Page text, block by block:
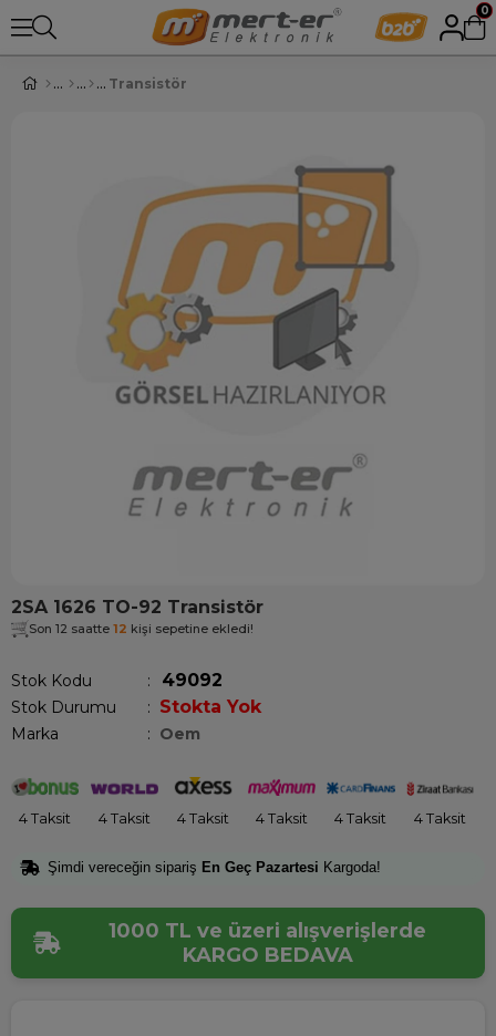
0
Transistör
2SA 1626 TO-92 Transistör
Son 12 saatte 12 kişi sepetine ekledi!
Stok Kodu 49092
Stok Durumu : Stokta Yok
Marka : Oem
4 Taksit 4 Taksit 4 Taksit 4 Taksit 4 Taksit 4 Taksit
Şimdi vereceğin sipariş En Geç Pazartesi Kargoda!
1000 TL ve üzeri alışverişlerde
KARGO BEDAVA